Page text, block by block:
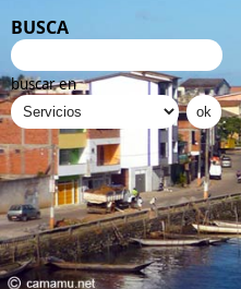
BUSCA
buscar en